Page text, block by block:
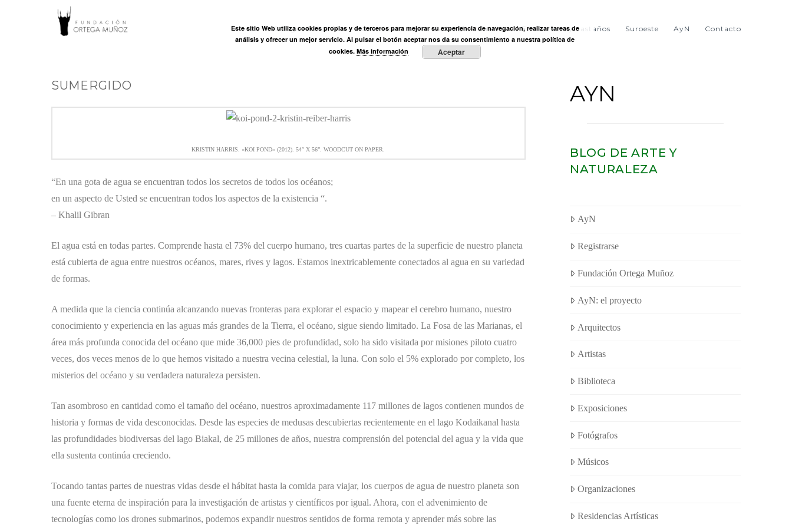
FUNDACIÓN
MUÑOZ
Inicio Ortega Muñoz Fundación Actividades Prensa Entre viñas y castaños Suroeste AyN Contacto
SUMERGIDO
KRISTIN HARRIS. «KOI POND» (2012). 54″ X 56”. WOODCUT ON PAPER.
“En una gota de agua se encuentran todos los secretos de todos los océanos;
en un aspecto de Usted se encuentran todos los aspectos de la existencia “.
– Khalil Gibran
El agua está en todas partes. Comprende hasta el 73% del cuerpo humano, tres cuartas partes de la superficie de nuestro planeta
está cubierta de agua entre nuestros océanos, mares, rives y lagos. Estamos inextricablemente conectados al agua en su variedad
de formas.
A medida que la ciencia continúa alcanzando nuevas fronteras para explorar el espacio y mapear el cerebro humano, nuestro
conocimiento y experiencia en las aguas más grandes de la Tierra, el océano, sigue siendo limitado. La Fosa de las Marianas, el
área más profunda conocida del océano que mide 36,000 pies de profundidad, solo ha sido visitada por misiones piloto cuatro
veces, dos veces menos de lo que hemos visitado a nuestra vecina celestial, la luna. Con solo el 5% explorado por completo, los
misterios del océano y su verdadera naturaleza persisten.
Tan asombroso en cantidad como el tamaño del océano, nuestros aproximadamente 117 millones de lagos contienen mundos de
historia y formas de vida desconocidas. Desde las especies de medusas descubiertas recientemente en el lago Kodaikanal hasta
las profundidades biodiversas del lago Biakal, de 25 millones de años, nuestra comprensión del potencial del agua y la vida que
ella sustenta continúa creciendo.
Tocando tantas partes de nuestras vidas desde el hábitat hasta la comida para viajar, los cuerpos de agua de nuestro planeta son
una fuente eterna de inspiración para la investigación de artistas y científicos por igual. Ahora, con el advenimiento de
tecnologías como los drones submarinos, podemos expandir nuestros sentidos de forma remota y aprender más sobre las
AYN
BLOG DE ARTE Y
NATURALEZA
AyN
Registrarse
Fundación Ortega Muñoz
AyN: el proyecto
Arquitectos
Artistas
Biblioteca
Exposiciones
Fotógrafos
Músicos
Organizaciones
Residencias Artísticas
Este sitio Web utiliza cookies propias y de terceros para mejorar su experiencia de navegación, realizar tareas de
análisis y ofrecer un mejor servicio. Al pulsar el botón aceptar nos da su consentimiento a nuestra política de
cookies. Más información Aceptar